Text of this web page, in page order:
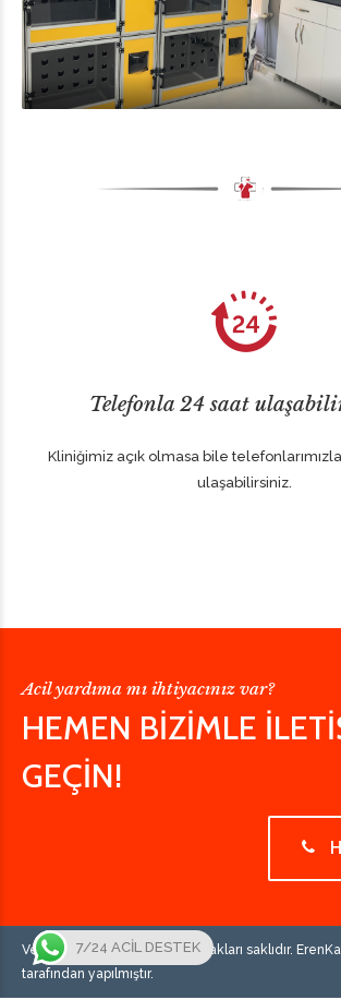
Telefonla 24 saat
Kliniğimiz açık olmasa bile
ulaşabilirsiniz.
Acil yardıma mı ihtiyacınız var?
HEMEN BİZİMLE
GEÇİN!
Vetus Veteriner © 2023 Tüm hakları saklıdır.
tarafından yapılmıştır.
7/24 ACİL DESTEK